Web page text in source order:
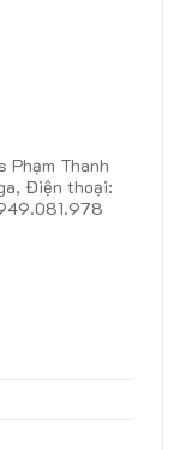
Phạm Thanh
Điện thoại: